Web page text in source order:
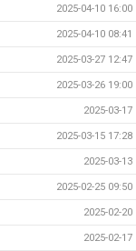
2025-04-10 16:00
2025-04-10 08:41
2025-03-27 12:47
2025-03-26 19:00
2025-03-17
2025-03-15 17:28
2025-03-13
2025-02-25 09:50
2025-02-20
2025-02-17